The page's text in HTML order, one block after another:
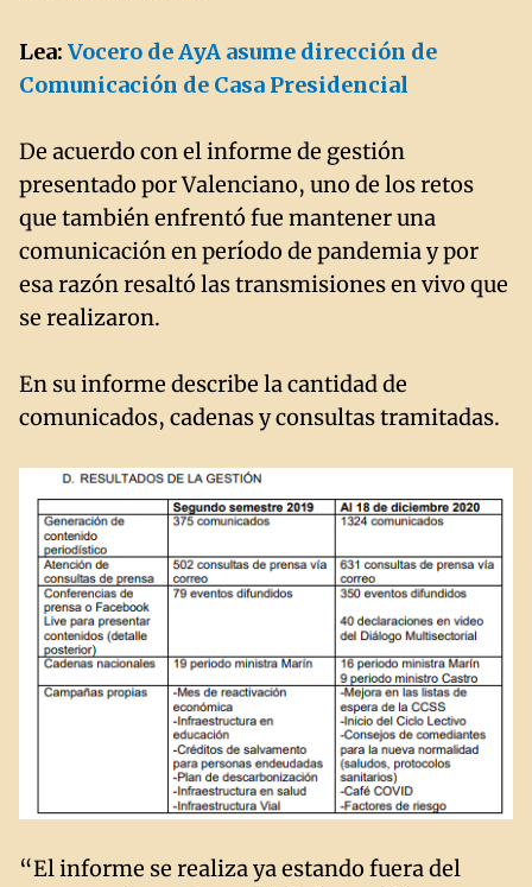
Lea: Vocero de AyA asume dirección de
Comunicación de Casa Presidencial
De acuerdo con el informe de gestión
presentado por Valenciano, uno de los retos
que también enfrentó fue mantener una
comunicación en período de pandemia y por
esa razón resaltó las transmisiones en vivo que
se realizaron.
En su informe describe la cantidad de
comunicados, cadenas y consultas tramitadas.
“El informe se realiza ya estando fuera del